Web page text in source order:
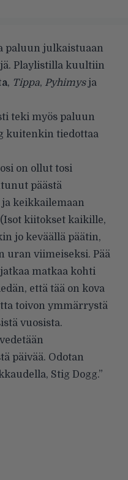
paluun julkaistuaan
Playlistilla kuultiin
, Tippa, Pyhimysja
teki myös paluun
kuitenkin tiedottaa
on ollut tosi
päästä
keikkailemaan
kiitokset kaikille,
jo keväällä päätin,
uran viimeiseksi. Pää
matkaa kohti
että tää on kova
toivon ymmärrystä
vuosista.
päivää. Odotan
Stig Dogg.”